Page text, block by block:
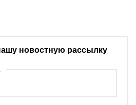
новостную рассылку